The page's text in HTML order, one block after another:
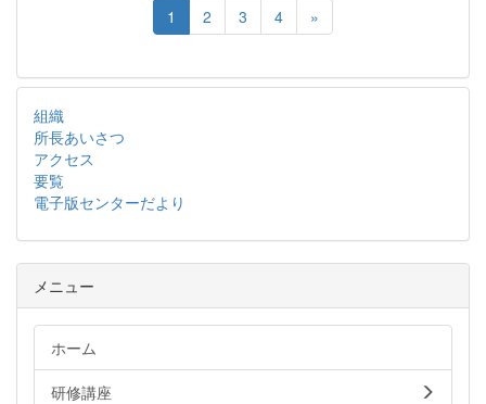
1 2 3 4 »
組織
所長あいさつ
アクセス
要覧
電子版センターだより
メニュー
ホーム
研修講座